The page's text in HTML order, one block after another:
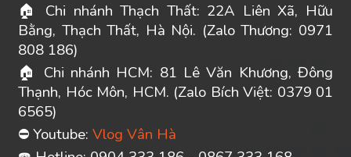
🏠 Chi nhánh Thạch Thất: 22A Liên Xã, Hữu
Bằng, Thạch Thất, Hà Nội. (Zalo Thương: 0971
808 186)
🏠
Chi nhánh HCM: 81 Lê Văn Khương, Đông
Thạnh, Hóc Môn, HCM. (Zalo Bích Việt: 0379 01
6565)
⛔ Youtube: Vlog Vân Hà